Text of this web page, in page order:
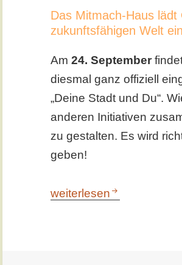
Das Mitmach-Haus
zukunftsfähigen Welt ein
Am 24. September
diesmal ganz offiziell
„Deine Stadt und Du“.
anderen Initiativen
zu gestalten. Es wird
geben!
Deine Stadt und Du –
weiterlesen